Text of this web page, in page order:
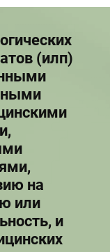
(илп)
на
или
и